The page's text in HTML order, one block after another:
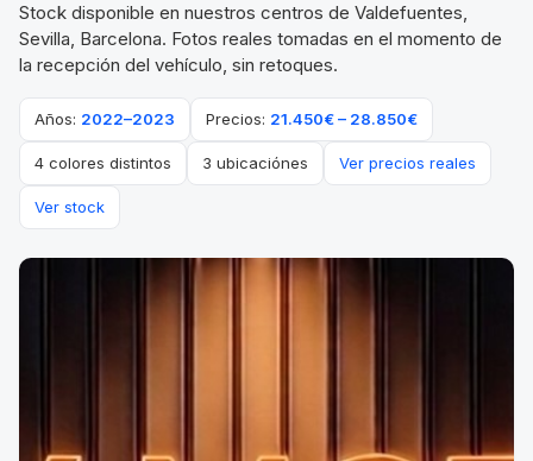
Stock disponible en nuestros centros de Valdefuentes,
Sevilla, Barcelona. Fotos reales tomadas en el momento de
la recepción del vehículo, sin retoques.
Años: 2022–2023 Precios: 21.450€ – 28.850€
4 colores distintos 3 ubicaciónes Ver precios reales
Ver stock